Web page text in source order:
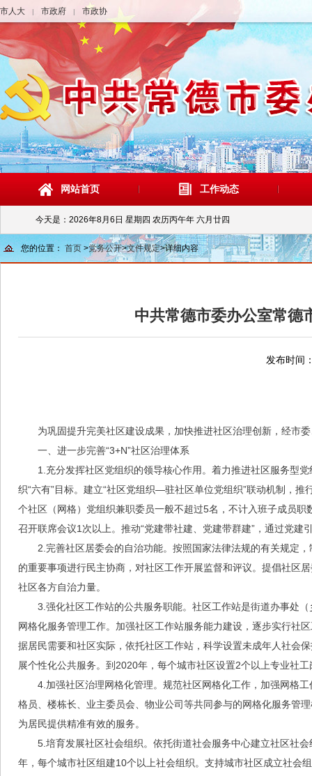
市人大 | 市政府 | 市政协
网站首页 工作动态
今天是： 2026年8月6日 星期四 农历丙午年 六月廿四
您的位置： 首页 >党务公开>文件规定>详细内容
中共常德市委办公室常德
发布时间
为巩固提升完美社区建设成果，加快推进社区治理创新，经市
一、进一步完善“3+N”社区治理体系
1.充分发挥社区党组织的领导核心作用。着力推进社区服务型
织“六有”目标。建立“社区党组织—驻社区单位党组织”联动机制，
个社区（网格）党组织兼职委员一般不超过5名，不计入班子成员
召开联席会议1次以上。推动“党建带社建、党建带群建”，通过党
2.完善社区居委会的自治功能。按照国家法律法规的有关规定
的重要事项进行民主协商，对社区工作开展监督和评议。提倡社区
社区各方自治力量。
3.强化社区工作站的公共服务职能。社区工作站是街道办事处
网格化服务管理工作。加强社区工作站服务能力建设，逐步实行社
据居民需要和社区实际，依托社区工作站，科学设置未成年人社会
展个性化公共服务。到2020年，每个城市社区设置2个以上专业社工
4.加强社区治理网格化管理。规范社区网格化工作，加强网格
格员、楼栋长、业主委员会、物业公司等共同参与的网格化服务管
为居民提供精准有效的服务。
5.培育发展社区社会组织。依托街道社会服务中心建立社区社
年，每个城市社区组建10个以上社会组织。支持城市社区成立社会